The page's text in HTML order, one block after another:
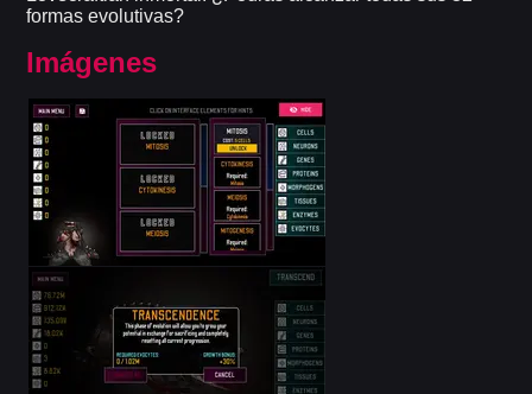
formas evolutivas?
Imágenes